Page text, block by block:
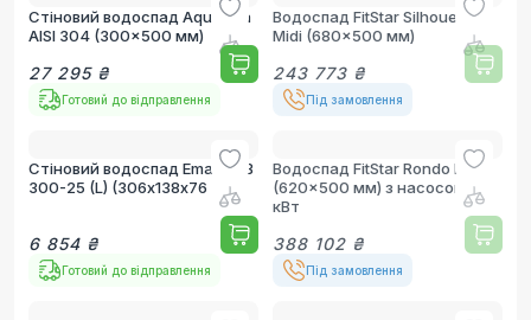
Стіновий водоспад Aquaviva
AISI 304 (300x500 мм)
27 295 ₴
Готовий до відправлення
Водоспад FitStar Silhouette
Midi (680x500 мм)
243 773 ₴
Під замовлення
Стіновий водоспад Emaux PB
300-25 (L) (306х138х76 мм)
6 854 ₴
Готовий до відправлення
Водоспад FitStar Rondo Midi
(620x500 мм) з насосом 2.6
кВт
388 102 ₴
Під замовлення